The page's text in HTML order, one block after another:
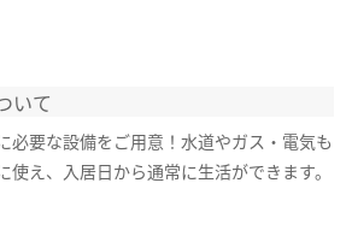
いて
必要な設備をご用意！水道やガス・電気も
使え、入居日から通常に生活ができます。